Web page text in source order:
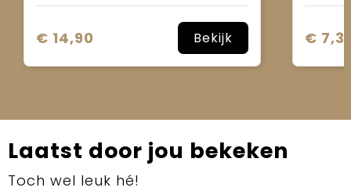
€ 14,90 Bekijk € 7,31
Laatst door jou bekeken
Toch wel leuk hé!